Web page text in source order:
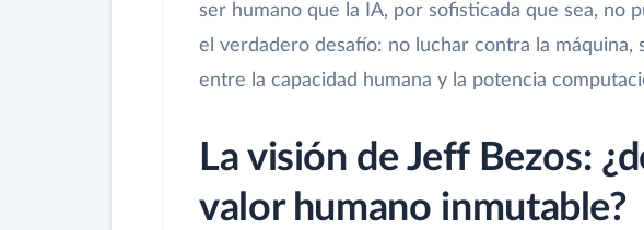
ser humano que la IA, por sofisticada que sea, no
el verdadero desafío: no luchar contra la
entre la capacidad humana y la potencia
La visión de Jeff Bezos:
valor humano inmutable?